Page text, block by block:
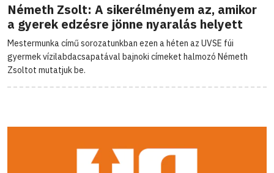
Németh Zsolt: A sikerélményem az, amikor
a gyerek edzésre jönne nyaralás helyett
Mestermunka című sorozatunkban ezen a héten az UVSE fúi
gyermek vízilabdacsapatával bajnoki címeket halmozó Németh
Zsoltot mutatjuk be.